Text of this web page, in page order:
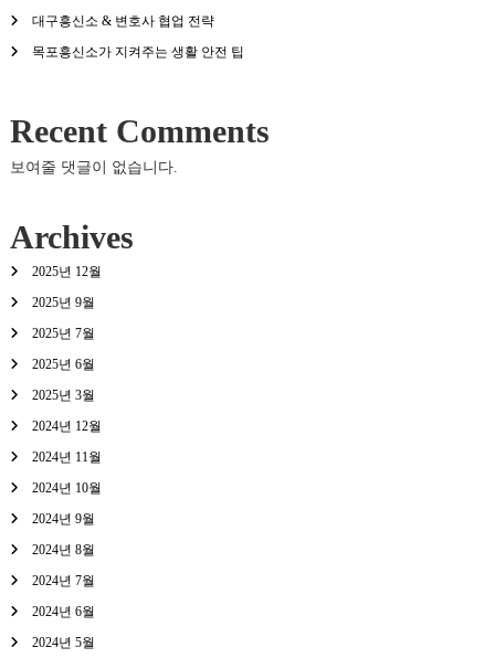
대구흥신소 & 변호사 협업 전략
목포흥신소가 지켜주는 생활 안전 팁
Recent Comments
보여줄 댓글이 없습니다.
Archives
2025년 12월
2025년 9월
2025년 7월
2025년 6월
2025년 3월
2024년 12월
2024년 11월
2024년 10월
2024년 9월
2024년 8월
2024년 7월
2024년 6월
2024년 5월